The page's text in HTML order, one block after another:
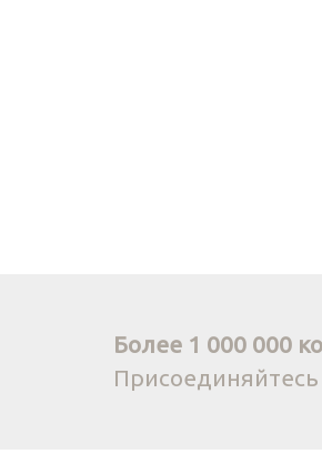
Более 1 000 000